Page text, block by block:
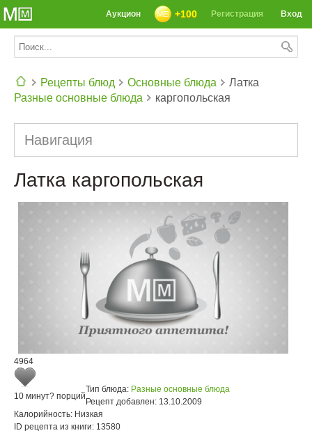
Вход
Регистрация
+100
Аукцион
Рецепты блюд
Основные блюда
Разные основные блюда
Латка
каргопольская
Навигация
Латка каргопольская
4964
10 минут? порций
Тип блюда: Разные основные блюда
Рецепт добавлен: 13.10.2009
Калорийность: Низкая
ID рецепта из книги: 13580